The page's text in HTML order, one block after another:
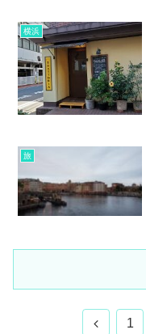
横浜
旅
1